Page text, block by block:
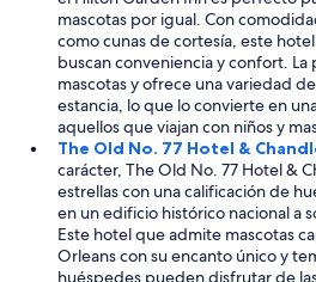
mascotas por igual. Con
como cunas de cortesía, este
buscan conveniencia y confort.
mascotas y ofrece una variedad
estancia, lo que lo convierte en
aquellos que viajan con niños y
The Old No. 77 Hotel &
carácter, The Old No. 77 Hotel &
estrellas con una calificación de
en un edificio histórico nacional a
Este hotel que admite mascotas
Orleans con su encanto único y
huéspedes pueden disfrutar de